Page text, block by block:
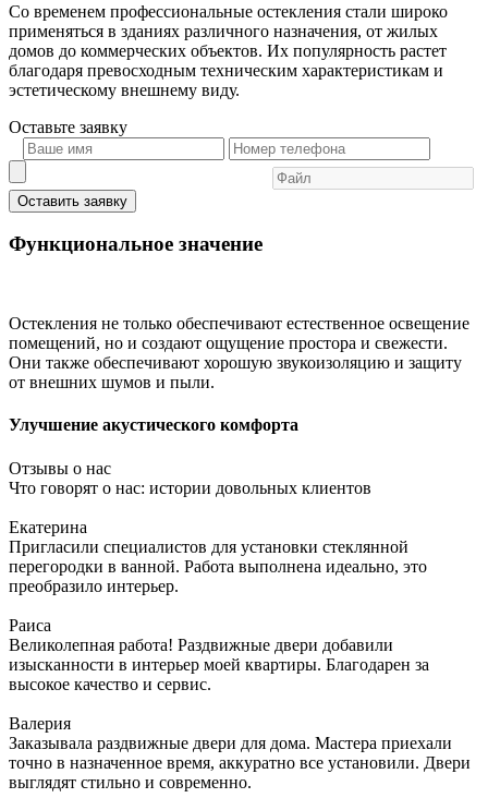
Со временем профессиональные остекления стали широко
применяться в зданиях различного назначения, от жилых
домов до коммерческих объектов. Их популярность растет
благодаря превосходным техническим характеристикам и
эстетическому внешнему виду.
Оставьте заявку
Оставить заявку
Функциональное значение
Остекления не только обеспечивают естественное освещение
помещений, но и создают ощущение простора и свежести.
Они также обеспечивают хорошую звукоизоляцию и защиту
от внешних шумов и пыли.
Улучшение акустического комфорта
Отзывы о нас
Что говорят о нас: истории довольных клиентов
Екатерина
Пригласили специалистов для установки стеклянной
перегородки в ванной. Работа выполнена идеально, это
преобразило интерьер.
Раиса
Великолепная работа! Раздвижные двери добавили
изысканности в интерьер моей квартиры. Благодарен за
высокое качество и сервис.
Валерия
Заказывала раздвижные двери для дома. Мастера приехали
точно в назначенное время, аккуратно все установили. Двери
выглядят стильно и современно.